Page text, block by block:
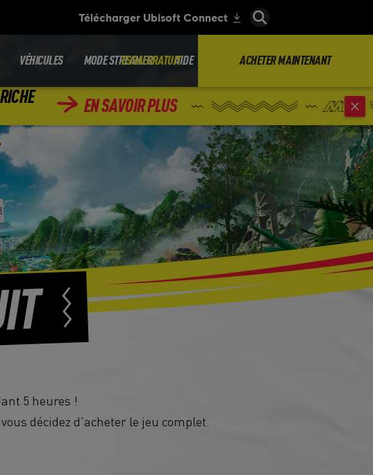
EN SAVOIR PLUS
VÉHICULES MODE STREAMER AIDE
ESSAI GRATUIT ACHETER MAINTENANT
5 heures !
décidez d'acheter le jeu complet.